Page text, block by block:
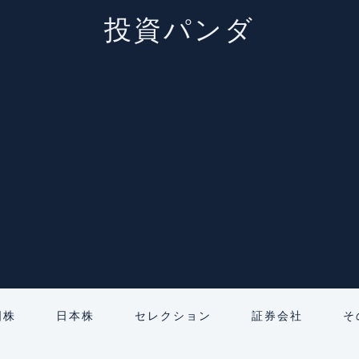
投資パンダ
日本株 セレクション 証券会社 そ